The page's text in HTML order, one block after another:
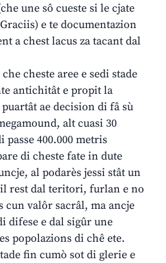
une sô cueste si le cjate
e te documentazion
a chest lacus za tacant dal
cheste aree e sedi stade
antichitât e propit la
ae decision di fâ sù
alt cuasi 30
400.000 metris
di cheste fate in dute
al podarès jessi stât un
rest dal teritori, furlan e no
valôr sacrâl, ma ancje
difese e dal sigûr une
popolazions di chê ete.
fin cumò sot di glerie e